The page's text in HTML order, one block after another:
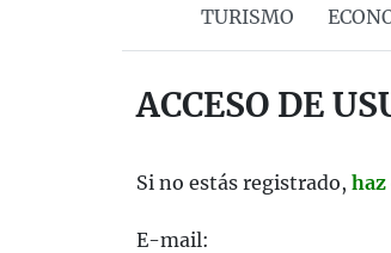
TURISMO
ACCESO DE
Si no estás registrado, haz
E-mail: